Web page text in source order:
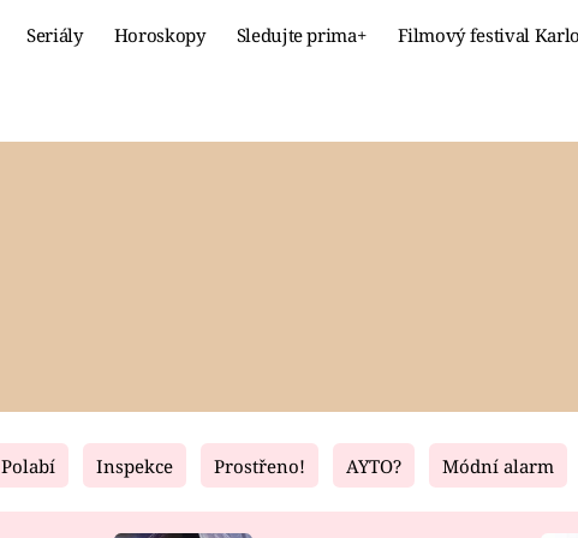
Seriály Horoskopy Sledujte prima+ Filmový festival
Fresh Living
Polabí Inspekce Prostřeno! AYTO? Módní alarm